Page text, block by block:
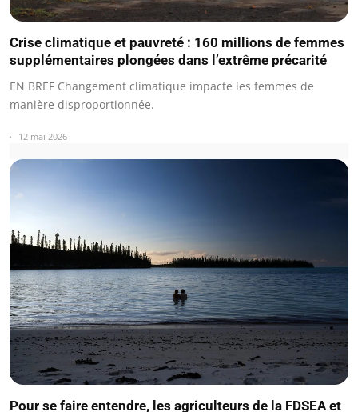
Crise climatique et pauvreté : 160 millions de femmes
supplémentaires plongées dans l’extrême précarité
EN BREF Changement climatique impacte les femmes de
manière disproportionnée.
12 mai 2026
Pour se faire entendre, les agriculteurs de la FDSEA et